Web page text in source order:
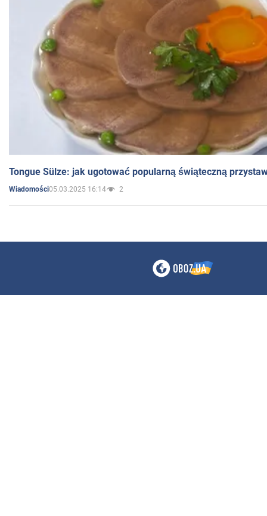
Tongue Sülze: jak ugotować popularną świąteczną
Wiadomości05.03.2025 16:14 2